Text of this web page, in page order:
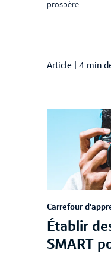
prospère.
Article 4 min
Carrefour
Établir
SMART